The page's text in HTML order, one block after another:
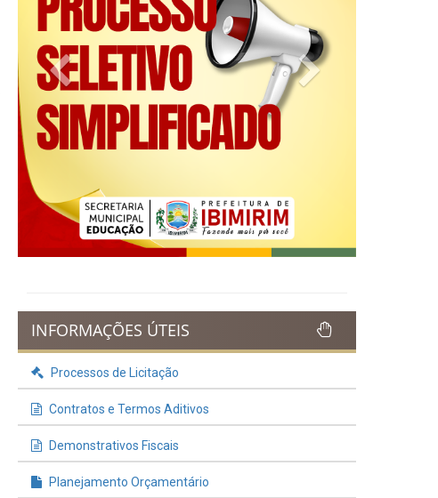
Previous Next
INFORMAÇÕES ÚTEIS
Processos de Licitação
Contratos e Termos Aditivos
Demonstrativos Fiscais
Planejamento Orçamentário